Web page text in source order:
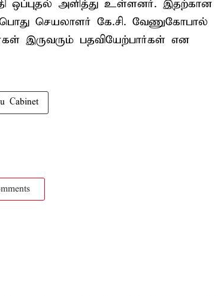
ஒப்புதல் அளித்து உள்ளனர். இதற்கான
பொது செயலாளர் கே.சி. வேணுகோபால்
இருவரும் பதவியேற்பார்கள் என
Cabinet